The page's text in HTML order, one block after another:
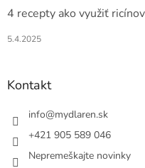
4 recepty ako využiť
5.4.2025
Kontakt
info@mydlaren.sk
+421 905 589 046
Nepremeškajte novinky